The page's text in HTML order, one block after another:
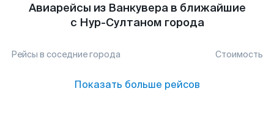
Авиарейсы из Ванкувера в ближайшие
с Нур-Султаном города
Рейсы в соседние города Стоимость
Показать больше рейсов